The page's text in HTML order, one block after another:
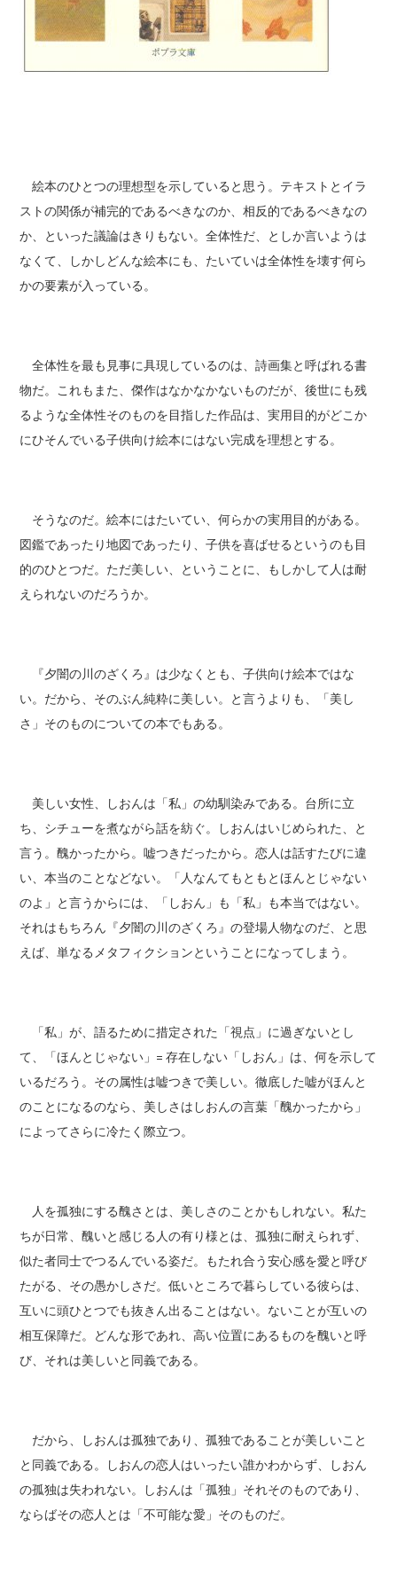
絵本のひとつの理想型を示していると思う。テキストとイラ
ストの関係が補完的であるべきなのか、相反的であるべきなの
か、といった議論はきりもない。全体性だ、としか言いようは
なくて、しかしどんな絵本にも、たいていは全体性を壊す何ら
かの要素が入っている。
全体性を最も見事に具現しているのは、詩画集と呼ばれる書
物だ。これもまた、傑作はなかなかないものだが、後世にも残
るような全体性そのものを目指した作品は、実用目的がどこか
にひそんでいる子供向け絵本にはない完成を理想とする。
そうなのだ。絵本にはたいてい、何らかの実用目的がある。
図鑑であったり地図であったり、子供を喜ばせるというのも目
的のひとつだ。ただ美しい、ということに、もしかして人は耐
えられないのだろうか。
『夕闇の川のざくろ』は少なくとも、子供向け絵本ではな
い。だから、そのぶん純粋に美しい。と言うよりも、「美し
さ」そのものについての本でもある。
美しい女性、しおんは「私」の幼馴染みである。台所に立
ち、シチューを煮ながら話を紡ぐ。しおんはいじめられた、と
言う。醜かったから。嘘つきだったから。恋人は話すたびに違
い、本当のことなどない。「人なんてもともとほんとじゃない
のよ」と言うからには、「しおん」も「私」も本当ではない。
それはもちろん『夕闇の川のざくろ』の登場人物なのだ、と思
えば、単なるメタフィクションということになってしまう。
「私」が、語るために措定された「視点」に過ぎないとし
て、「ほんとじゃない」= 存在しない「しおん」は、何を示して
いるだろう。その属性は嘘つきで美しい。徹底した嘘がほんと
のことになるのなら、美しさはしおんの言葉「醜かったから」
によってさらに冷たく際立つ。
人を孤独にする醜さとは、美しさのことかもしれない。私た
ちが日常、醜いと感じる人の有り様とは、孤独に耐えられず、
似た者同士でつるんでいる姿だ。もたれ合う安心感を愛と呼び
たがる、その愚かしさだ。低いところで暮らしている彼らは、
互いに頭ひとつでも抜きん出ることはない。ないことが互いの
相互保障だ。どんな形であれ、高い位置にあるものを醜いと呼
び、それは美しいと同義である。
だから、しおんは孤独であり、孤独であることが美しいこと
と同義である。しおんの恋人はいったい誰かわからず、しおん
の孤独は失われない。しおんは「孤独」それそのものであり、
ならばその恋人とは「不可能な愛」そのものだ。